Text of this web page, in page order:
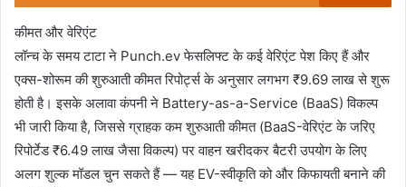
कीमत और वेरिएंट
लॉन्च के समय टाटा ने Punch.ev फेसलिफ्ट के कई वेरिएंट पेश किए हैं और
एक्स-शोरूम की शुरुआती कीमत रिपोर्ट्स के अनुसार लगभग ₹9.69 लाख से शुरू
होती है। इसके अलावा कंपनी ने Battery-as-a-Service (BaaS) विकल्प
भी जारी किया है, जिससे ग्राहक कम शुरुआती कीमत (BaaS-वेरिएंट के जरिए
रिपोर्टेड ₹6.49 लाख जैसा विकल्प) पर वाहन खरीदकर बैटरी उपयोग के लिए
अलग शुल्क मॉडल चुन सकते हैं — यह EV-स्वीकृति को और किफायती बनाने की